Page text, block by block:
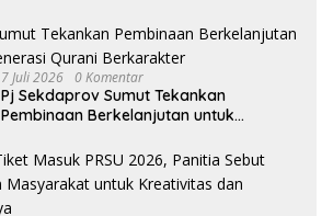
7 Juli 2026 0 Komentar
Pj Sekdaprov Sumut Tekankan
Pembinaan Berkelanjutan untuk